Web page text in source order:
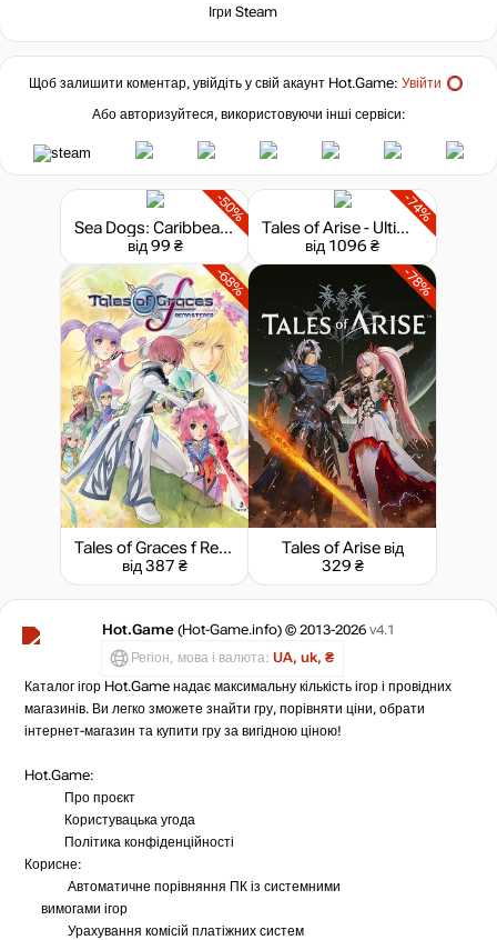
Ігри Steam
Щоб залишити коментар, увійдіть у свій акаунт Hot.Game: Увійти
Або авторизуйтеся, використовуючи інші сервіси:
-50%
Sea Dogs: Caribbean Tales
від 99 ₴
-74%
Tales of Arise - Ultimate Edition
від 1096 ₴
-68%
Tales of Graces f Remastered
від 387 ₴
-78%
Tales of Ariseвід
329 ₴
Hot.Game (Hot-Game.info) © 2013-2026 v4.1
Регіон, мова і валюта: UA, uk, ₴
Каталог ігор Hot.Game надає максимальну кількість ігор і провідних
магазинів. Ви легко зможете знайти гру, порівняти ціни, обрати
інтернет-магазин та купити гру за вигідною ціною!
Hot.Game:
Про проєкт
Користувацька угода
Політика конфіденційності
Корисне:
Автоматичне порівняння ПК із системними
вимогами ігор
Урахування комісій платіжних систем